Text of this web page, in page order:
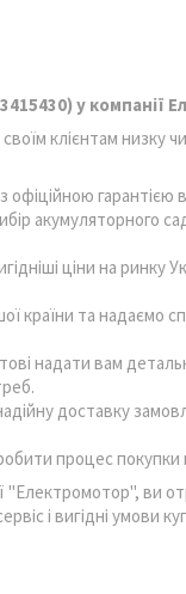
у компанії
клієнтам низку
гарантією
акумуляторного
ціни на ринку
країни та надаємо
надати вам
доставку
процес
"Електромотор", ви
і вигідні умови